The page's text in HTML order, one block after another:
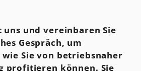
uns und vereinbaren Sie
Gespräch, um
Sie von betriebsnaher
profitieren können. Sie